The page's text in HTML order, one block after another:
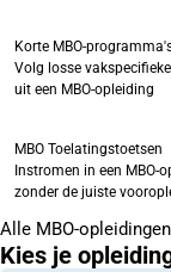
Korte MBO-
Volg losse
uit een MBO-opleiding
MBO Toelatingstoetsen
Instromen in een MBO-
zonder de juiste
Alle MBO-opleidingen
Kies je